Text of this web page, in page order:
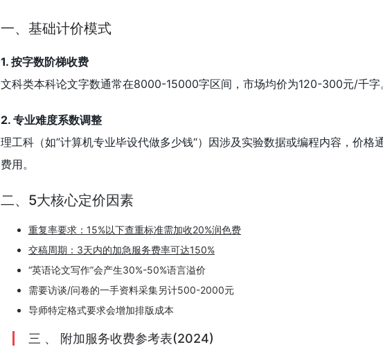
一、基础计价模式
1. 按字数阶梯收费
文科类本科论文字数通常在8000-15000字区间，市场均价为120-300元/千字
2. 专业难度系数调整
理工科（如”计算机专业毕设代做多少钱“）因涉及实验数据或编程内容，价
费用。
二、5大核心定价因素
重复率要求：15%以下查重标准需加收20%润色费
交稿周期：3天内的加急服务费率可达150%
“英语论文写作”会产生30%-50%语言溢价
需要访谈/问卷的一手资料采集另计500-2000元
导师特定格式要求会增加排版成本
三 、 附加服务收费参考表(2024)